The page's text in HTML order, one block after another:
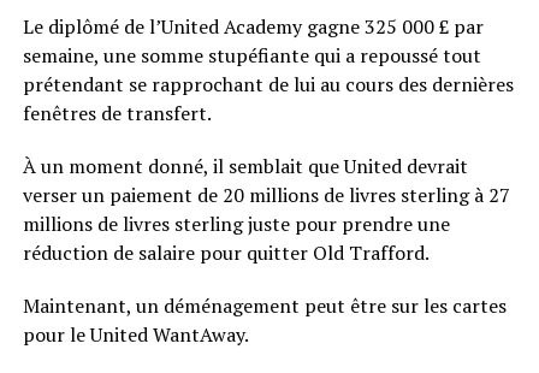
Le diplômé de l’United Academy gagne 325 000 £ par
semaine, une somme stupéfiante qui a repoussé tout
prétendant se rapprochant de lui au cours des dernières
fenêtres de transfert.
À un moment donné, il semblait que United devrait
verser un paiement de 20 millions de livres sterling à 27
millions de livres sterling juste pour prendre une
réduction de salaire pour quitter Old Trafford.
Maintenant, un déménagement peut être sur les cartes
pour le United WantAway.